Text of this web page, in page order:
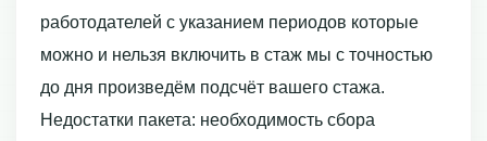
работодателей с указанием периодов которые
можно и нельзя включить в стаж мы с точностью
до дня произведём подсчёт вашего стажа.
Недостатки пакета: необходимость сбора